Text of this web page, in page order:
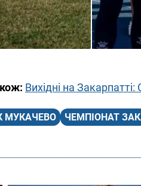
Вихідні на
МУКАЧЕВО ЧЕМПІОНАТ